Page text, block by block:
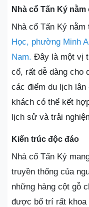
Nhà cổ Tấn Ký nằm
Nhà cổ Tấn Ký
Học, phường Minh
Nam. Đây là một vị
cổ, rất dễ dàng cho
các điểm du lịch
khách có thể kết
lịch sử và trải
Kiến trúc độc đáo
Nhà cổ Tấn Ký
truyền thống của
những hàng cột gỗ
được bố trí rất khoa